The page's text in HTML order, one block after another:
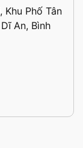
Phố Tân
An, Bình